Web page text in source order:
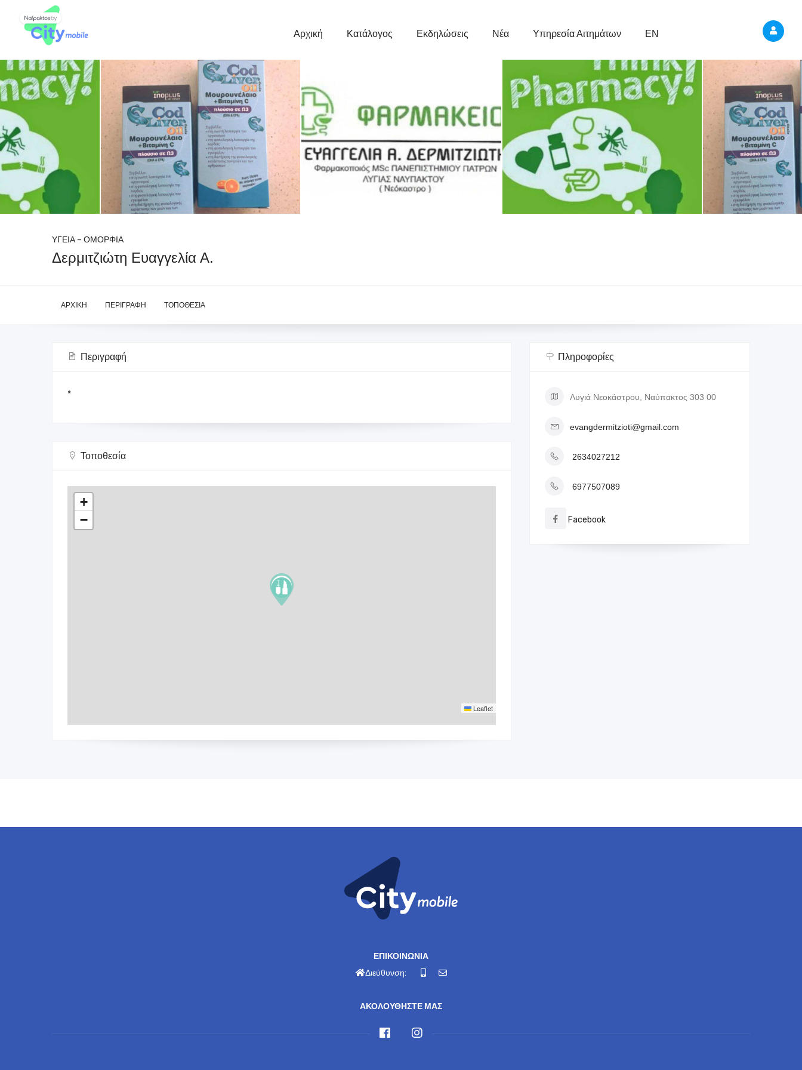
Αρχική Κατάλογος Εκδηλώσεις Νέα Υπηρεσία Αιτημάτων EN
ΥΓΕΙΑ – ΟΜΟΡΦΙΑ
Δερμιτζιώτη Ευαγγελία Α.
ΑΡΧΙΚΉ ΠΕΡΙΓΡΑΦΉ ΤΟΠΟΘΕΣΊΑ
Περιγραφή
*
Τοποθεσία
+
−
Leaflet
Πληροφορίες
Λυγιά Νεοκάστρου, Ναύπακτος 303 00
evangdermitzioti@gmail.com
2634027212
6977507089
Facebook
ΕΠΙΚΟΙΝΩΝΙΑ
Διεύθυνση:
ΑΚΟΛΟΥΘΗΣΤΕ ΜΑΣ